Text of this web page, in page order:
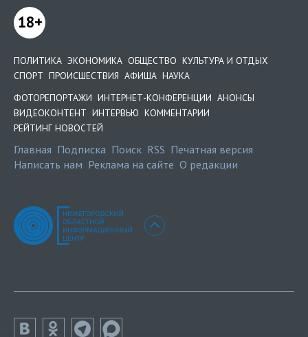
18+
ПОЛИТИКА ЭКОНОМИКА ОБЩЕСТВО КУЛЬТУРА И ОТДЫХ
СПОРТ ПРОИСШЕСТВИЯ АФИША НАУКА
ФОТОРЕПОРТАЖИ ИНТЕРНЕТ-КОНФЕРЕНЦИИ АНОНСЫ
ВИДЕОКОНТЕНТ ИНТЕРВЬЮ КОММЕНТАРИИ
РЕЙТИНГ НОВОСТЕЙ
Главная Подписка Поиск RSS Печатная версия
Написать нам Реклама на сайте О редакции